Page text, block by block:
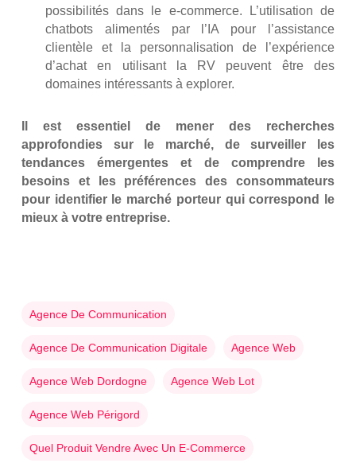
possibilités dans le e-commerce. L’utilisation de
chatbots alimentés par l’IA pour l’assistance
clientèle et la personnalisation de l’expérience
d’achat en utilisant la RV peuvent être des
domaines intéressants à explorer.
Il est essentiel de mener des recherches
approfondies sur le marché, de surveiller les
tendances émergentes et de comprendre les
besoins et les préférences des consommateurs
pour identifier le marché porteur qui correspond le
mieux à votre entreprise.
Agence De Communication
Agence De Communication Digitale Agence Web
Agence Web Dordogne Agence Web Lot
Agence Web Périgord
Quel Produit Vendre Avec Un E-Commerce